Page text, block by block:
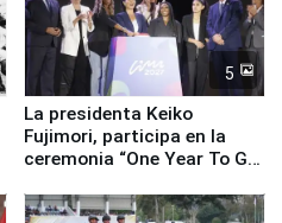
5
La presidenta Keiko
Fujimori, participa en la
ceremonia “One Year To Go